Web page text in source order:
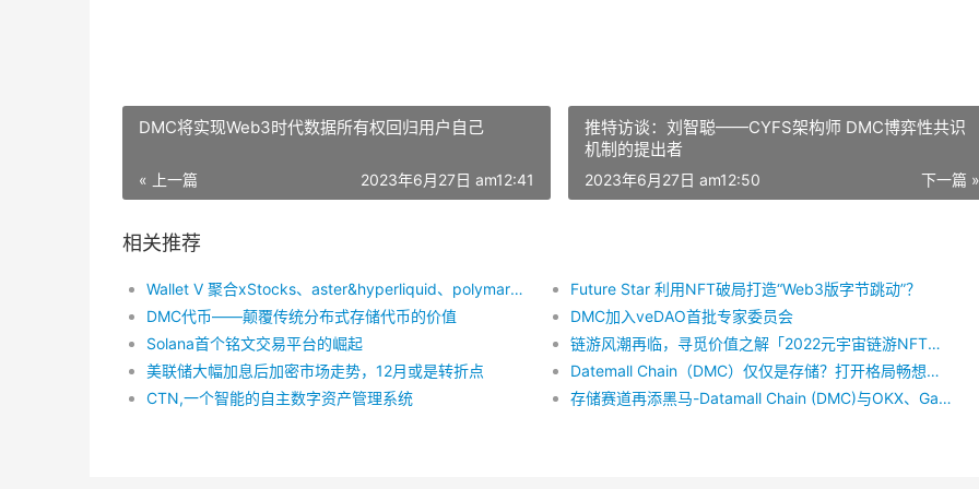
DMC将实现Web3时代数据所有权回归用户自己
« 上一篇 2023年6月27日 am12:41
推特访谈：刘智聪——CYFS架构师 DMC博弈性共识
机制的提出者
下一篇 »
2023年6月27日 am12:50
相关推荐
Wallet V 聚合xStocks、aster&hyperliquid、polymarket——不用开户、不用 KYC，在手机上直接买美股、做合约、玩预测市场
Future Star 利用NFT破局打造“Web3版字节跳动”？
DMC代币——颠覆传统分布式存储代币的价值
DMC加入veDAO首批专家委员会
Solana首个铭文交易平台的崛起
链游风潮再临，寻觅价值之解「2022元宇宙链游NFT生态峰会」将于贵阳开幕！
美联储大幅加息后加密市场走势，12月或是转折点
Datemall Chain（DMC）仅仅是存储？打开格局畅想像未来巨大价值可能性
CTN,一个智能的自主数字资产管理系统
存储赛道再添黑马-Datamall Chain (DMC)与OKX、Gate等多家顶级交易所建立合作关系